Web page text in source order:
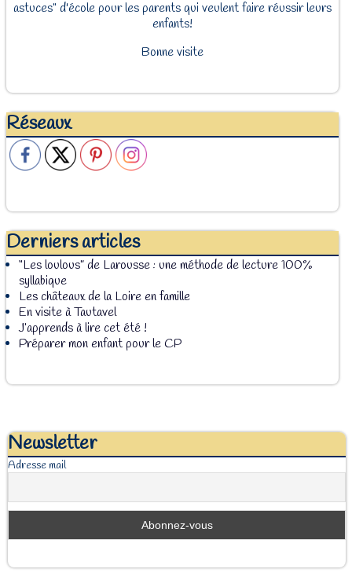
astuces" d'école pour les parents qui veulent faire réussir leurs
enfants!
Bonne visite
Réseaux
Derniers articles
“Les loulous” de Larousse : une méthode de lecture 100%
syllabique
Les châteaux de la Loire en famille
En visite à Tautavel
J’apprends à lire cet été !
Préparer mon enfant pour le CP
Newsletter
Adresse mail